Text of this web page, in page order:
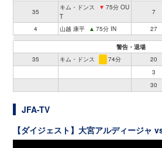
35
キム・ドンス ▼ 75分 OU
T
7
4 山越 康平 ▲ 75分 IN 27
警告・退場
35
キム・ドンス 74分 20
3
30
JFA-TV
【ダイジェスト】大宮アルディージャ